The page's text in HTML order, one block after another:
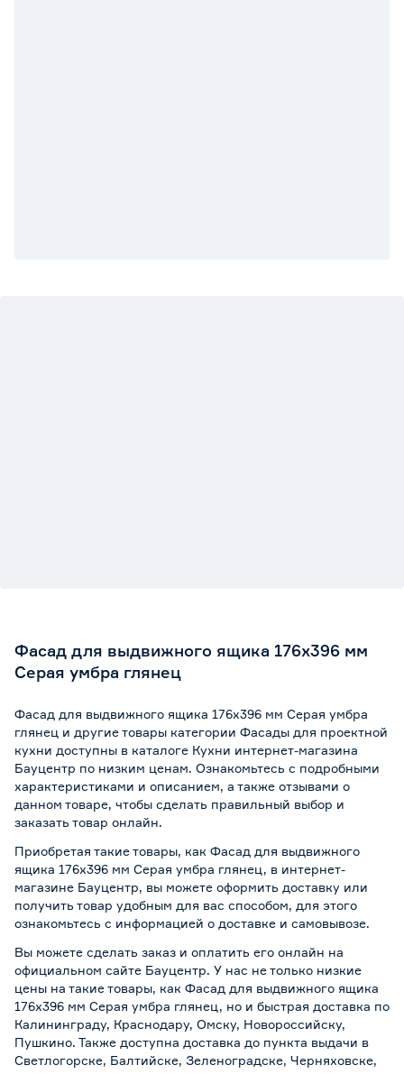
Фасад для выдвижного ящика 176х396 мм
Серая умбра глянец
Фасад для выдвижного ящика 176х396 мм Серая умбра
глянец и другие товары категории Фасады для проектной
кухни доступны в каталоге Кухни интернет-магазина
Бауцентр по низким ценам. Ознакомьтесь с подробными
характеристиками и описанием, а также отзывами о
данном товаре, чтобы сделать правильный выбор и
заказать товар онлайн.
Приобретая такие товары, как Фасад для выдвижного
ящика 176х396 мм Серая умбра глянец, в интернет-
магазине Бауцентр, вы можете оформить доставку или
получить товар удобным для вас способом, для этого
ознакомьтесь с информацией о доставке и самовывозе.
Вы можете сделать заказ и оплатить его онлайн на
официальном сайте Бауцентр. У нас не только низкие
цены на такие товары, как Фасад для выдвижного ящика
176х396 мм Серая умбра глянец, но и быстрая доставка по
Калининграду, Краснодару, Омску, Новороссийску,
Пушкино. Также доступна доставка до пункта выдачи в
Светлогорске, Балтийске, Зеленоградске, Черняховске,